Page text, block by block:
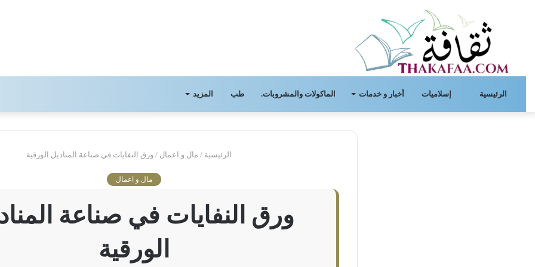
الرئيسية إسلاميات أخبار و خدمات الماكولات والمشروبات. طب المزيد
الرئيسية / مال و اعمال / ورق النفايات في صناعة المناديل الورقية
مال و اعمال
ورق النفايات في صناعة
الورقية